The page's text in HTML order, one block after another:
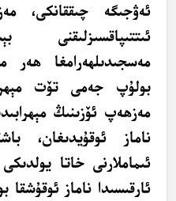
ئەۋجىگە چىققانكى،
مەسجىدىلھەرامغا ھەر
بولۇپ جەمى تۆت
مەزھەپ ئۆزىنىڭ
ناماز ئوقۇيدىغان،
ئىماملارنى خاتا
ئارقىسىدا ناماز ئوقۇشقا